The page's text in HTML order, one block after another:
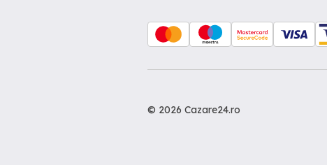
© 2026 Cazare24.ro